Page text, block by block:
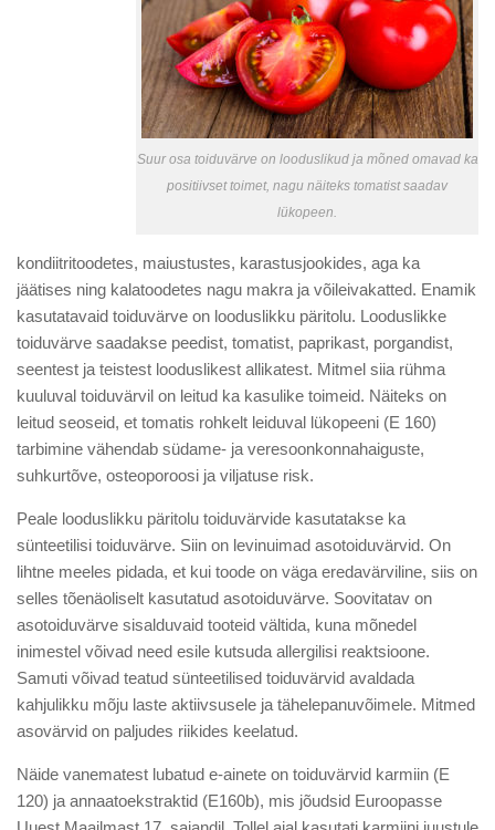
Suur osa toiduvärve on looduslikud ja mõned omavad ka
positiivset toimet, nagu näiteks tomatist saadav
lükopeen.
kondiitritoodetes, maiustustes, karastusjookides, aga ka
jäätises ning kalatoodetes nagu makra ja võileivakatted. Enamik
kasutatavaid toiduvärve on looduslikku päritolu. Looduslikke
toiduvärve saadakse peedist, tomatist, paprikast, porgandist,
seentest ja teistest looduslikest allikatest. Mitmel siia rühma
kuuluval toiduvärvil on leitud ka kasulike toimeid. Näiteks on
leitud seoseid, et tomatis rohkelt leiduval lükopeeni (E 160)
tarbimine vähendab südame- ja veresoonkonnahaiguste,
suhkurtõve, osteoporoosi ja viljatuse risk.
Peale looduslikku päritolu toiduvärvide kasutatakse ka
sünteetilisi toiduvärve. Siin on levinuimad asotoiduvärvid. On
lihtne meeles pidada, et kui toode on väga eredavärviline, siis on
selles tõenäoliselt kasutatud asotoiduvärve. Soovitatav on
asotoiduvärve sisalduvaid tooteid vältida, kuna mõnedel
inimestel võivad need esile kutsuda allergilisi reaktsioone.
Samuti võivad teatud sünteetilised toiduvärvid avaldada
kahjulikku mõju laste aktiivsusele ja tähelepanuvõimele. Mitmed
asovärvid on paljudes riikides keelatud.
Näide vanematest lubatud e-ainete on toiduvärvid karmiin (E
120) ja annaatoekstraktid (E160b), mis jõudsid Euroopasse